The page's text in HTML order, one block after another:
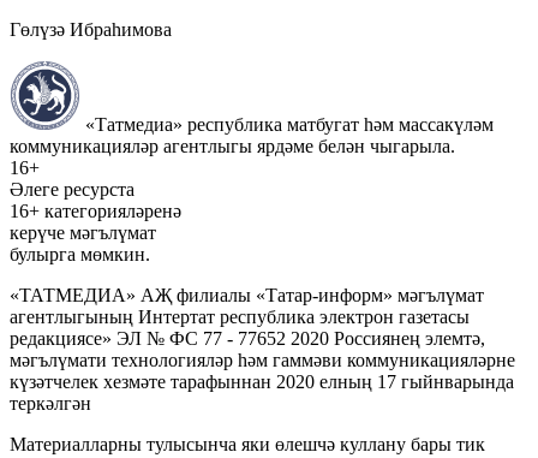
Гөлүзә Ибраһимова
«Татмедиа» республика матбугат һәм массакүләм
коммуникацияләр агентлыгы ярдәме белән чыгарыла.
16+
Әлеге ресурста
16+ категорияләренә
керүче мәгълүмат
булырга мөмкин.
«ТАТМЕДИА» АҖ филиалы «Татар-информ» мәгълүмат
агентлыгының Интертат республика электрон газетасы
редакциясе» ЭЛ № ФС 77 - 77652 2020 Россиянең элемтә,
мәгълүмати технологияләр һәм гаммәви коммуникацияләрне
күзәтчелек хезмәте тарафыннан 2020 елның 17 гыйнварында
теркәлгән
Материалларны тулысынча яки өлешчә куллану бары тик